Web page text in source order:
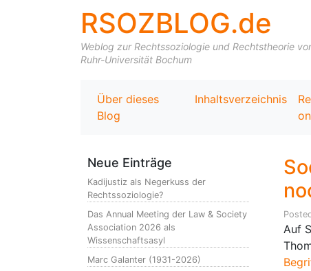
RSOZBLOG.de
Weblog zur Rechtssoziologie und Rechtstheorie
Ruhr-Universität Bochum
Über dieses
Blog
Inhaltsverzeichnis
Neue Einträge
Kadijustiz als Negerkuss der
Rechtssoziologie?
Das Annual Meeting der Law & Society
Association 2026 als
Wissenschaftsasyl
Marc Galanter (1931-2026)
Auf